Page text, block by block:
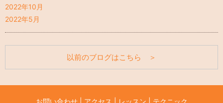
2022年10月
2022年5月
以前のブログはこちら ＞
お問い合わせ| アクセス レッスン テクニック